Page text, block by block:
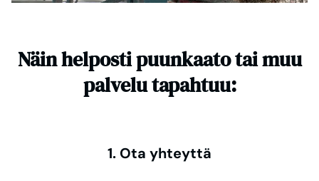
Näin helposti puunkaato tai muu
palvelu tapahtuu:
1. Ota yhteyttä